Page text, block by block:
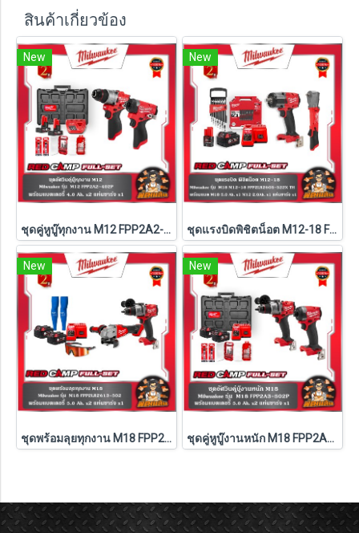
สินค้าเกี่ยวข้อง
New
ชุดคู่หูบู๊ทุกงาน M12 FPP2A2-402P Milwaukee (Q3)
New
ชุดแรงบิดพิชิตน็อต M12-18 FPP2LR2605-522X TH Milwaukee (M18-FMTIW2F12-0X0+M12-FRAIWF12-0)
New
ชุดพร้อมลุยทุกงาน M18 FPP2LR2613-502 Milwaukee (M18-FPD3+M18-FSAGV100XB-0X0)
New
ชุดคู่หูบู๊งานหนัก M18 FPP2A3-502P Milwaukee (Q3)